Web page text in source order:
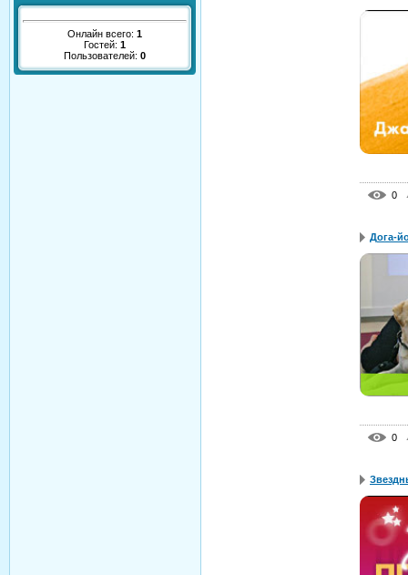
Онлайн всего: 1
Гостей: 1
Пользователей: 0
0
Дога-
0